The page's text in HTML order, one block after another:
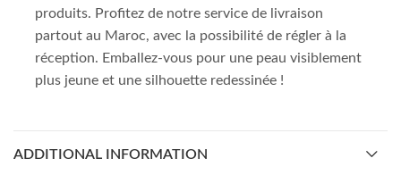
produits. Profitez de notre service de livraison
partout au Maroc, avec la possibilité de régler à la
réception. Emballez-vous pour une peau visiblement
plus jeune et une silhouette redessinée !
ADDITIONAL INFORMATION